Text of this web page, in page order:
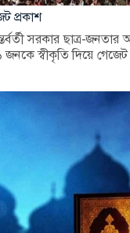
প্রকাশ
সরকার ছাত্র-জনতার
স্বীকৃতি দিয়ে গেজেট